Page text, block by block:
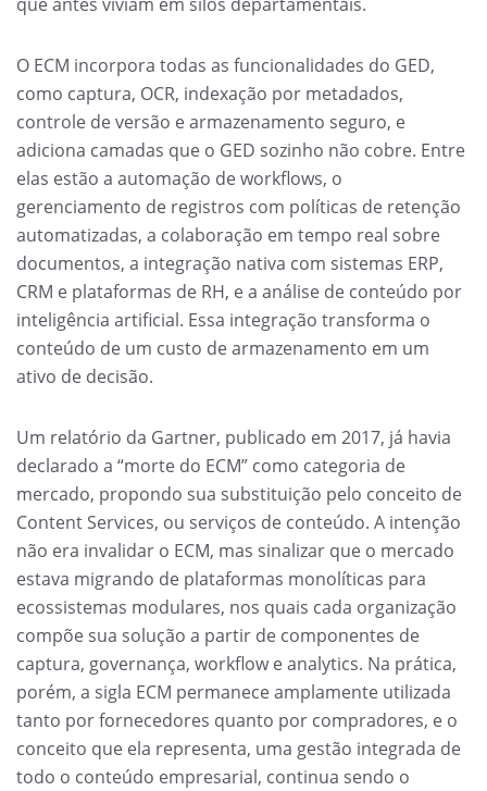
O ECM incorpora todas as funcionalidades do GED,
como captura, OCR, indexação por metadados,
controle de versão e armazenamento seguro, e
adiciona camadas que o GED sozinho não cobre. Entre
elas estão a automação de workflows, o
gerenciamento de registros com políticas de retenção
automatizadas, a colaboração em tempo real sobre
documentos, a integração nativa com sistemas ERP,
CRM e plataformas de RH, e a análise de conteúdo por
inteligência artificial. Essa integração transforma o
conteúdo de um custo de armazenamento em um
ativo de decisão.
Um relatório da Gartner, publicado em 2017, já havia
declarado a “morte do ECM” como categoria de
mercado, propondo sua substituição pelo conceito de
Content Services, ou serviços de conteúdo. A intenção
não era invalidar o ECM, mas sinalizar que o mercado
estava migrando de plataformas monolíticas para
ecossistemas modulares, nos quais cada organização
compõe sua solução a partir de componentes de
captura, governança, workflow e analytics. Na prática,
porém, a sigla ECM permanece amplamente utilizada
tanto por fornecedores quanto por compradores, e o
conceito que ela representa, uma gestão integrada de
todo o conteúdo empresarial, continua sendo o